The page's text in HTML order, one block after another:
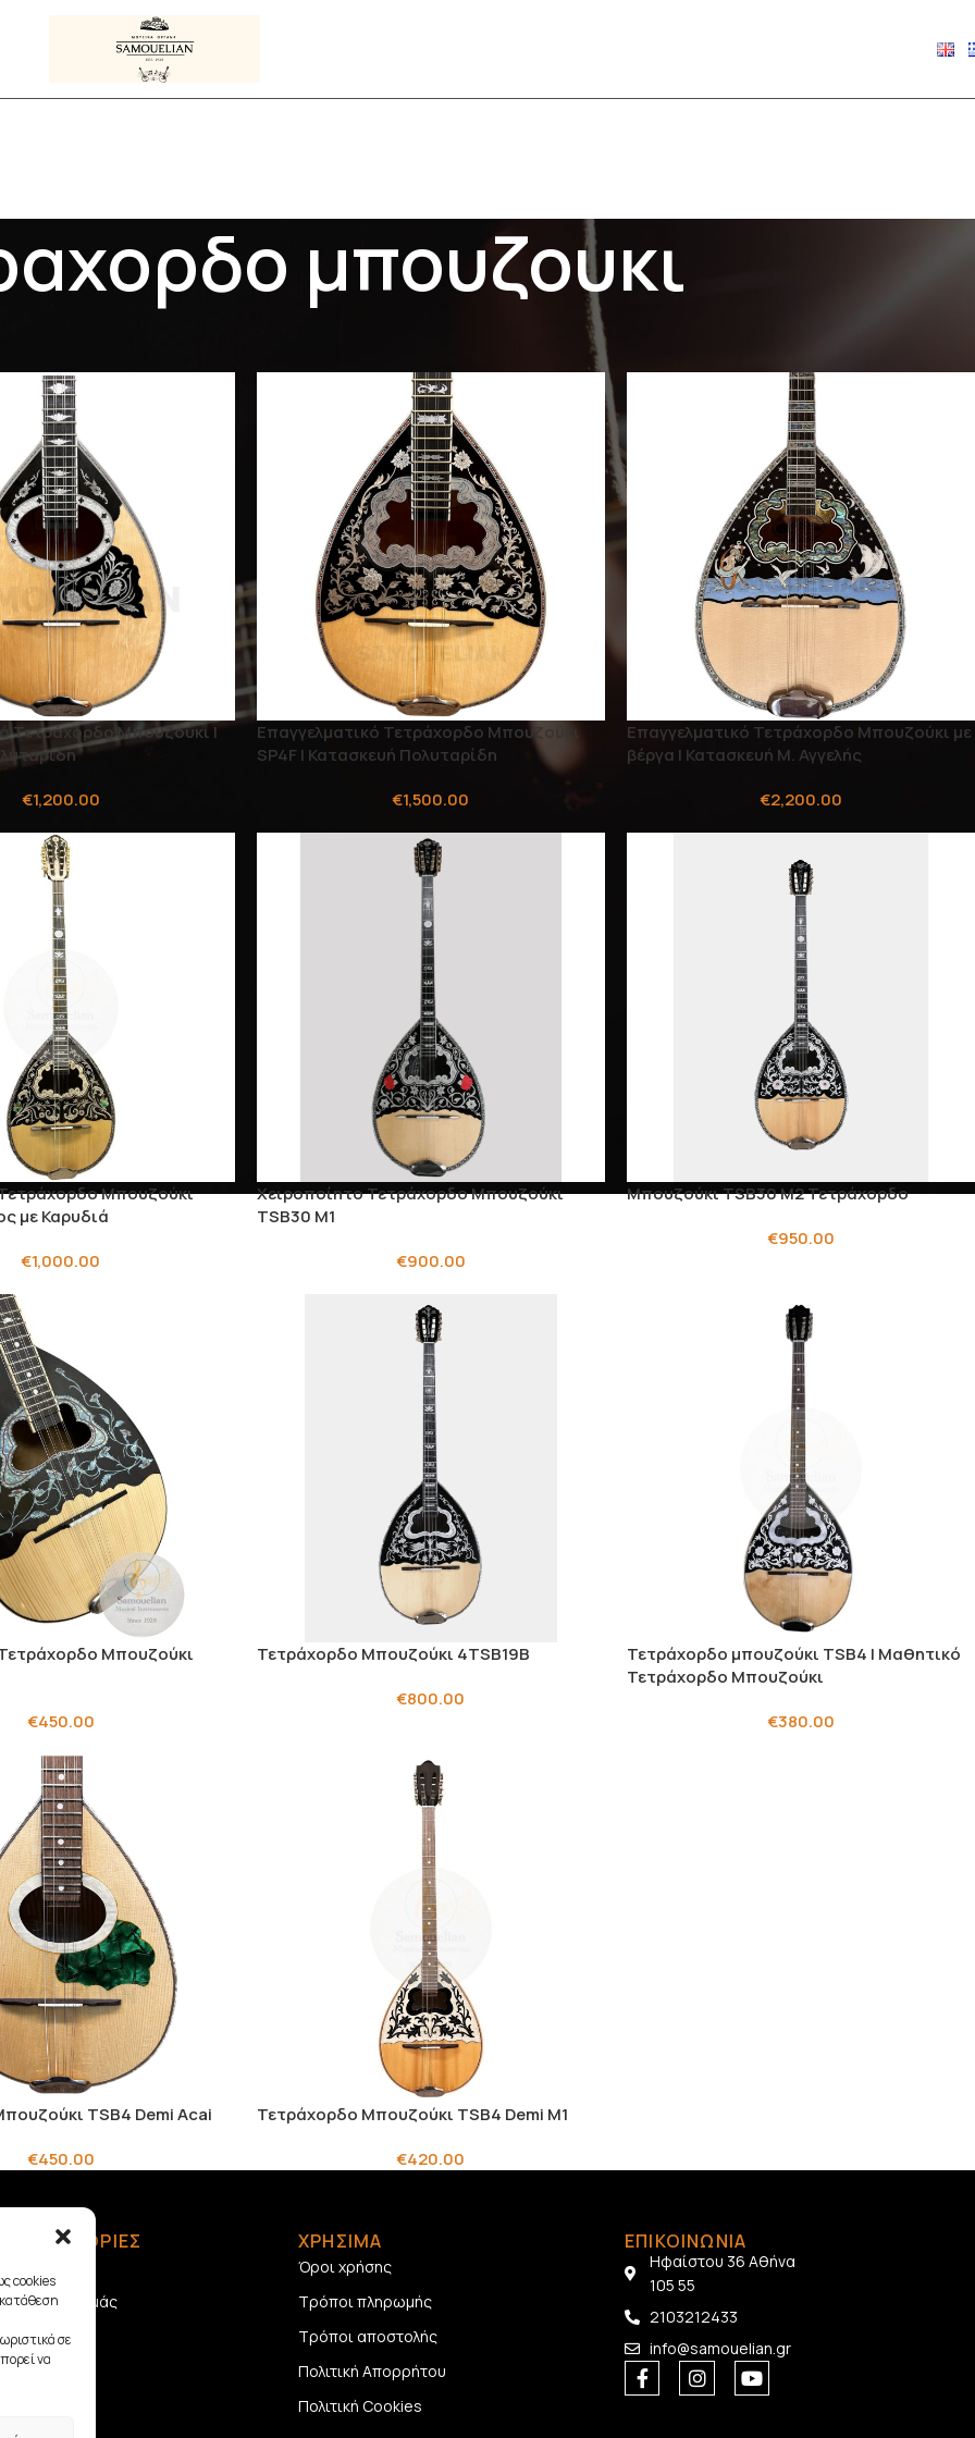
cookies
σε
να
μπουζουκι
12
Τετράχορδο Μπουζούκι |
€1,200.00
Επαγγελματικό Τετράχορδο Μπουζούκι
SP4F | Κατασκευή Πολυταρίδη
€1,500.00
Επαγγελματικό Τετράχορδο Μπουζούκι με
βέργα | Κατασκευή Μ. Αγγελής
€2,200.00
Μπουζούκι
με Καρυδιά
€1,000.00
Χειροποίητο Τετράχορδο Μπουζούκι
TSB30 M1
€900.00
Μπουζούκι TSB30 M2 Τετράχορδο
€950.00
Μπουζούκι
€450.00
Τετράχορδο Μπουζούκι 4TSB19Β
€800.00
Τετράχορδο μπουζούκι TSB4 | Μαθητικό
Τετράχορδο Μπουζούκι
€380.00
TSB4 Demi Acai
€450.00
Τετράχορδο Μπουζούκι TSB4 Demi Μ1
€420.00
ΠΛΗΡΟΦΟΡΙΕΣ
Σχετικά με εμάς
Επικοινωνία
ΧΡΗΣΙΜΑ
Όροι χρήσης
Τρόποι πληρωμής
Τρόποι αποστολής
Πολιτική Απορρήτου
Πολιτική Cookies
ΕΠΙΚΟΙΝΩΝΙΑ
Ηφαίστου 36 Αθήνα
105 55
2103212433
info@samouelian.gr